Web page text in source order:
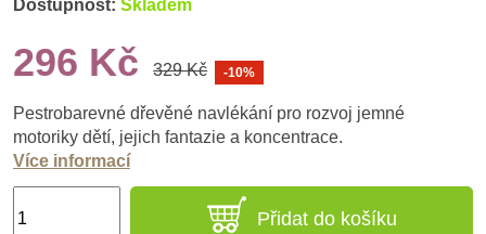
Dostupnost: Skladem
296 Kč 329 Kč -10%
Pestrobarevné dřevěné navlékání pro rozvoj jemné
motoriky dětí, jejich fantazie a koncentrace.
Více informací
Přidat do košíku